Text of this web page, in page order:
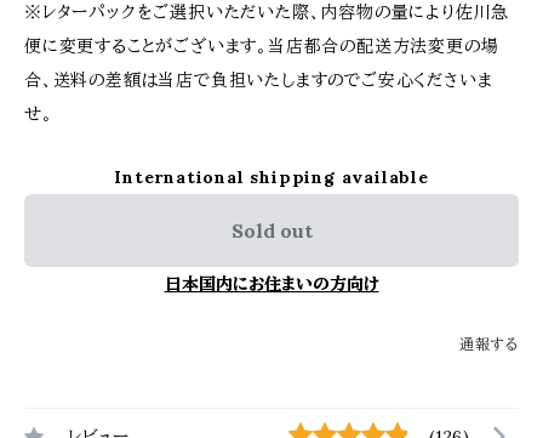
※レターパックをご選択いただいた際、内容物の量により佐川急
便に変更することがございます。当店都合の配送方法変更の場
合、送料の差額は当店で負担いたしますのでご安心くださいま
せ。
International shipping available
Sold out
日本国内にお住まいの方向け
通報する